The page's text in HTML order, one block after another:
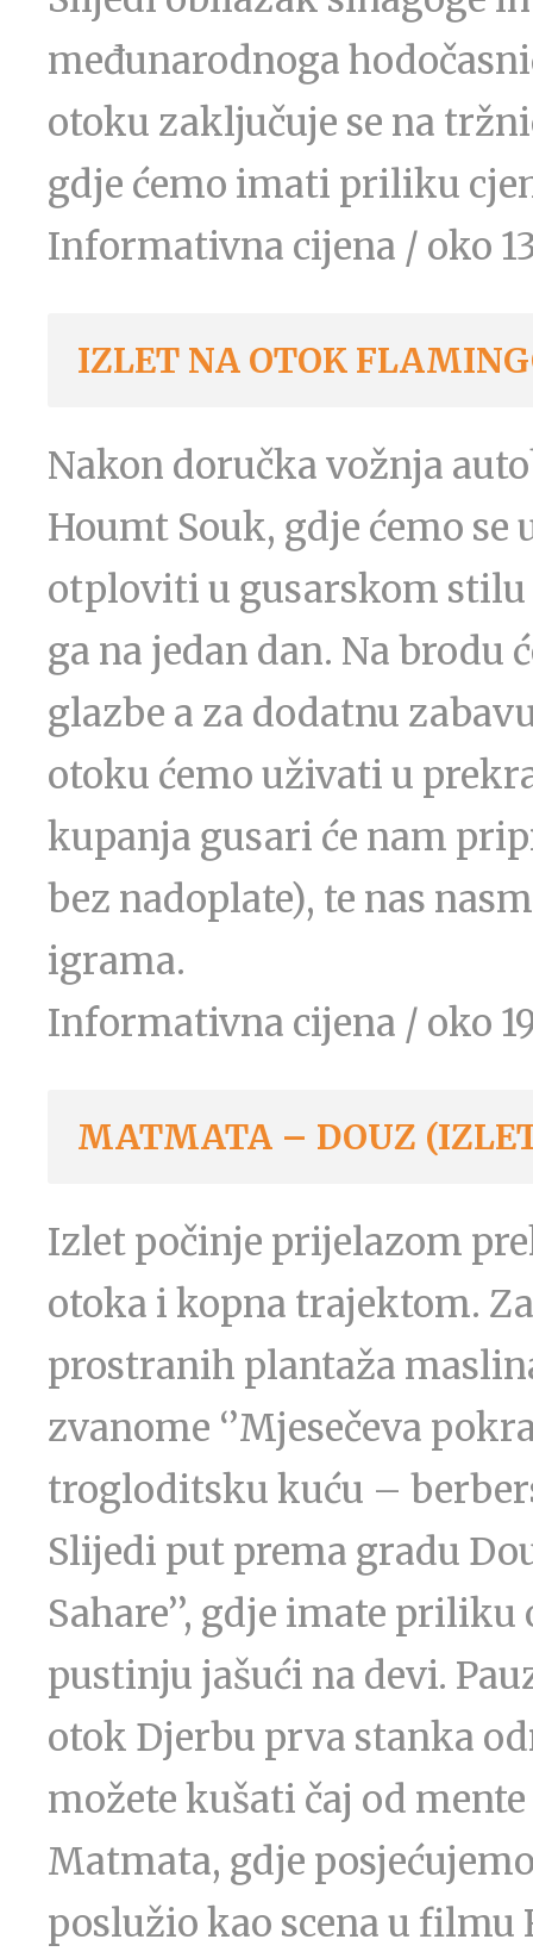
međunarodnoga
otoku zaključuje se na
gdje ćemo imati priliku
Informativna cijena / oko
IZLET NA OTOK
Nakon doručka vožnja
Houmt Souk, gdje ćemo
otploviti u gusarskom
ga na jedan dan. Na
glazbe a za dodatnu
otoku ćemo uživati u
kupanja gusari će nam
bez nadoplate), te nas
igrama.
Informativna cijena / oko
MATMATA – DOUZ
Izlet počinje prijelazom
otoka i kopna trajektom.
prostranih plantaža
zvanome ‘’Mjesečeva
trogloditsku kuću –
Slijedi put prema gradu
Sahare’’, gdje imate
pustinju jašući na devi.
otok Djerbu prva stanka
možete kušati čaj od
Matmata, gdje
poslužio kao scena u filmu